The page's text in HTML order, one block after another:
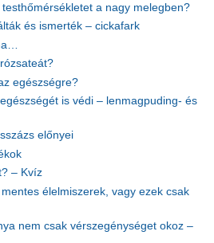
a nagy melegben?
és ismerték – cickafark
egészségre?
is védi – lenmagpuding- és
előnyei
– Kvíz
élelmiszerek, vagy ezek csak
nem csak vérszegénységet okoz –